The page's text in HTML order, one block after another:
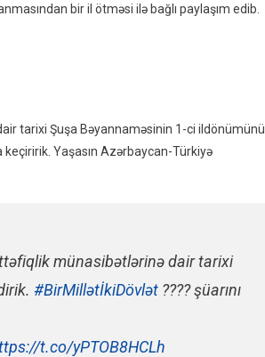
bir il ötməsi ilə bağlı paylaşım edib.
tarixi Şuşa Bəyannaməsinin 1-ci ildönümünü
keçiririk. Yaşasın Azərbaycan-Türkiyə
münasibətlərinə dair tarixi
#BirMillətİkiDövlət ???? şüarını
t.co/yPTOB8HCLh